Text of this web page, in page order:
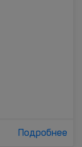
Подробнее